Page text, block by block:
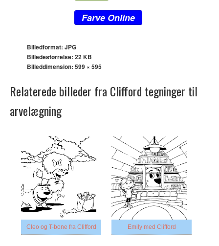
Farve Online
Billedformat: JPG
Billedestørrelse: 22 KB
Billeddimension: 599 × 595
Relaterede billeder fra Clifford tegninger til
arvelægning
Cleo og T-bone fra Clifford Emily med Clifford